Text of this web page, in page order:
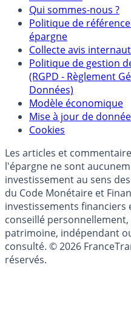
Mentions légales et
Partenaires
Qui sommes-nous ?
Politique de
épargne
Collecte avis
Politique de gestion
(RGPD - Règlement
Données)
Modèle économique
Cookies
Les articles et
l'épargne ne sont
investissement au sens
du Code Monétaire et
investissements
conseillé
patrimoine, indépendant